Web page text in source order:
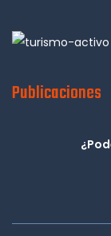
Publicaciones